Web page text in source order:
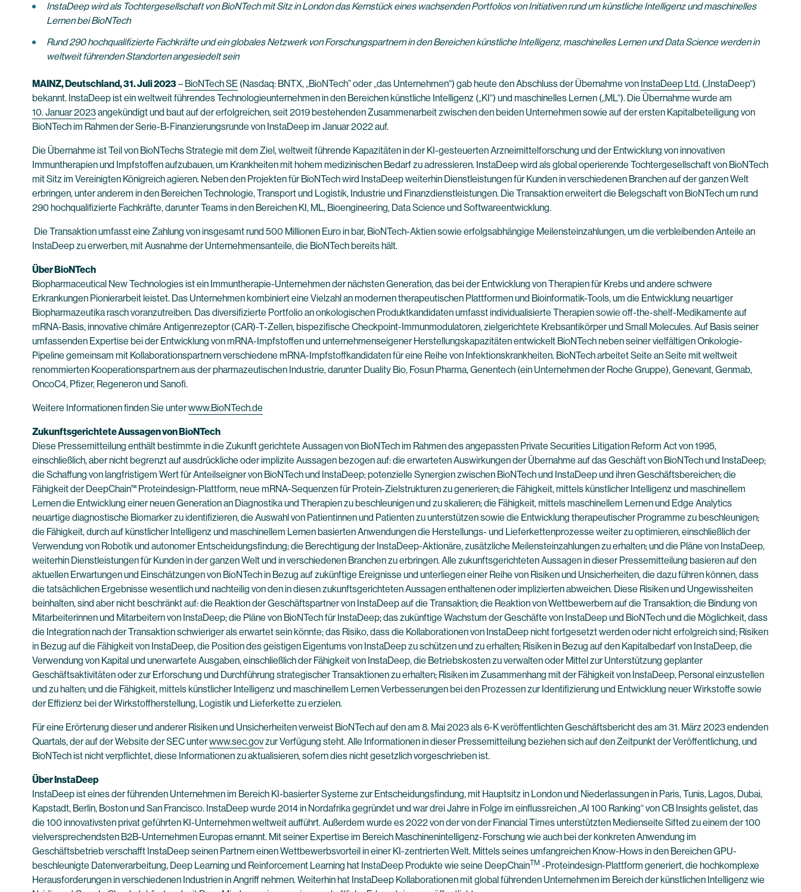
InstaDeep wird als Tochtergesellschaft von BioNTech mit Sitz in London das Kernstück eines wachsenden Portfolios von Initiativen rund um künstliche Intelligenz und maschinelles
Lernen bei BioNTech
Rund 290 hochqualifizierte Fachkräfte und ein globales Netzwerk von Forschungspartnern in den Bereichen künstliche Intelligenz, maschinelles Lernen und Data Science werden in
weltweit führenden Standorten angesiedelt sein
MAINZ, Deutschland, 31. Juli 2023– BioNTech SE (Nasdaq: BNTX, „BioNTech” oder „das Unternehmen“) gab heute den Abschluss der Übernahme von InstaDeep Ltd. („InstaDeep“)
bekannt. InstaDeep ist ein weltweit führendes Technologieunternehmen in den Bereichen künstliche Intelligenz („KI“) und maschinelles Lernen („ML“). Die Übernahme wurde am
10. Januar 2023angekündigt und baut auf der erfolgreichen, seit 2019 bestehenden Zusammenarbeit zwischen den beiden Unternehmen sowie auf der ersten Kapitalbeteiligung von
BioNTech im Rahmen der Serie-B-Finanzierungsrunde von InstaDeep im Januar 2022 auf.
Die Übernahme ist Teil von BioNTechs Strategie mit dem Ziel, weltweit führende Kapazitäten in der KI-gesteuerten Arzneimittelforschung und der Entwicklung von innovativen
Immuntherapien und Impfstoffen aufzubauen, um Krankheiten mit hohem medizinischen Bedarf zu adressieren. InstaDeep wird als global operierende Tochtergesellschaft von BioNTech
mit Sitz im Vereinigten Königreich agieren. Neben den Projekten für BioNTech wird InstaDeep weiterhin Dienstleistungen für Kunden in verschiedenen Branchen auf der ganzen Welt
erbringen, unter anderem in den Bereichen Technologie, Transport und Logistik, Industrie und Finanzdienstleistungen. Die Transaktion erweitert die Belegschaft von BioNTech um rund
290 hochqualifizierte Fachkräfte, darunter Teams in den Bereichen KI, ML, Bioengineering, Data Science und Softwareentwicklung.
Die Transaktion umfasst eine Zahlung von insgesamt rund 500 Millionen Euro in bar, BioNTech-Aktien sowie erfolgsabhängige Meilensteinzahlungen, um die verbleibenden Anteile an
InstaDeep zu erwerben, mit Ausnahme der Unternehmensanteile, die BioNTech bereits hält.
Über BioNTech
Biopharmaceutical New Technologies ist ein Immuntherapie-Unternehmen der nächsten Generation, das bei der Entwicklung von Therapien für Krebs und andere schwere
Erkrankungen Pionierarbeit leistet. Das Unternehmen kombiniert eine Vielzahl an modernen therapeutischen Plattformen und Bioinformatik-Tools, um die Entwicklung neuartiger
Biopharmazeutika rasch voranzutreiben. Das diversifizierte Portfolio an onkologischen Produktkandidaten umfasst individualisierte Therapien sowie off-the-shelf-Medikamente auf
mRNA-Basis, innovative chimäre Antigenrezeptor (CAR)-T-Zellen, bispezifische Checkpoint-Immunmodulatoren, zielgerichtete Krebsantikörper und Small Molecules. Auf Basis seiner
umfassenden Expertise bei der Entwicklung von mRNA-Impfstoffen und unternehmenseigener Herstellungskapazitäten entwickelt BioNTech neben seiner vielfältigen Onkologie-
Pipeline gemeinsam mit Kollaborationspartnern verschiedene mRNA-Impfstoffkandidaten für eine Reihe von Infektionskrankheiten. BioNTech arbeitet Seite an Seite mit weltweit
renommierten Kooperationspartnern aus der pharmazeutischen Industrie, darunter Duality Bio, Fosun Pharma, Genentech (ein Unternehmen der Roche Gruppe), Genevant, Genmab,
OncoC4, Pfizer, Regeneron und Sanofi.
Weitere Informationen finden Sie unterwww.BioNTech.de
Zukunftsgerichtete Aussagen von BioNTech
Diese Pressemitteilung enthält bestimmte in die Zukunft gerichtete Aussagen von BioNTech im Rahmen des angepassten Private Securities Litigation Reform Act von 1995,
einschließlich, aber nicht begrenzt auf ausdrückliche oder implizite Aussagen bezogen auf: die erwarteten Auswirkungen der Übernahme auf das Geschäft von BioNTech und InstaDeep;
die Schaffung von langfristigem Wert für Anteilseigner von BioNTech und InstaDeep; potenzielle Synergien zwischen BioNTech und InstaDeep und ihren Geschäftsbereichen; die
Fähigkeit der DeepChain™ Proteindesign-Plattform, neue mRNA-Sequenzen für Protein-Zielstrukturen zu generieren; die Fähigkeit, mittels künstlicher Intelligenz und maschinellem
Lernen die Entwicklung einer neuen Generation an Diagnostika und Therapien zu beschleunigen und zu skalieren; die Fähigkeit, mittels maschinellem Lernen und Edge Analytics
neuartige diagnostische Biomarker zu identifizieren, die Auswahl von Patientinnen und Patienten zu unterstützen sowie die Entwicklung therapeutischer Programme zu beschleunigen;
die Fähigkeit, durch auf künstlicher Intelligenz und maschinellem Lernen basierten Anwendungen die Herstellungs- und Lieferkettenprozesse weiter zu optimieren, einschließlich der
Verwendung von Robotik und autonomer Entscheidungsfindung; die Berechtigung der InstaDeep-Aktionäre, zusätzliche Meilensteinzahlungen zu erhalten; und die Pläne von InstaDeep,
weiterhin Dienstleistungen für Kunden in der ganzen Welt und in verschiedenen Branchen zu erbringen. Alle zukunftsgerichteten Aussagen in dieser Pressemitteilung basieren auf den
aktuellen Erwartungen und Einschätzungen von BioNTech in Bezug auf zukünftige Ereignisse und unterliegen einer Reihe von Risiken und Unsicherheiten, die dazu führen können, dass
die tatsächlichen Ergebnisse wesentlich und nachteilig von den in diesen zukunftsgerichteten Aussagen enthaltenen oder implizierten abweichen. Diese Risiken und Ungewissheiten
beinhalten, sind aber nicht beschränkt auf: die Reaktion der Geschäftspartner von InstaDeep auf die Transaktion; die Reaktion von Wettbewerbern auf die Transaktion; die Bindung von
Mitarbeiterinnen und Mitarbeitern von InstaDeep; die Pläne von BioNTech für InstaDeep; das zukünftige Wachstum der Geschäfte von InstaDeep und BioNTech und die Möglichkeit, dass
die Integration nach der Transaktion schwieriger als erwartet sein könnte; das Risiko, dass die Kollaborationen von InstaDeep nicht fortgesetzt werden oder nicht erfolgreich sind; Risiken
in Bezug auf die Fähigkeit von InstaDeep, die Position des geistigen Eigentums von InstaDeep zu schützen und zu erhalten; Risiken in Bezug auf den Kapitalbedarf von InstaDeep, die
Verwendung von Kapital und unerwartete Ausgaben, einschließlich der Fähigkeit von InstaDeep, die Betriebskosten zu verwalten oder Mittel zur Unterstützung geplanter
Geschäftsaktivitäten oder zur Erforschung und Durchführung strategischer Transaktionen zu erhalten; Risiken im Zusammenhang mit der Fähigkeit von InstaDeep, Personal einzustellen
und zu halten; und die Fähigkeit, mittels künstlicher Intelligenz und maschinellem Lernen Verbesserungen bei den Prozessen zur Identifizierung und Entwicklung neuer Wirkstoffe sowie
der Effizienz bei der Wirkstoffherstellung, Logistik und Lieferkette zu erzielen.
Für eine Erörterung dieser und anderer Risiken und Unsicherheiten verweist BioNTech auf den am 8. Mai 2023 als 6-K veröffentlichten Geschäftsbericht des am 31. März 2023 endenden
Quartals, der auf der Website der SEC unterwww.sec.govzur Verfügung steht. Alle Informationen in dieser Pressemitteilung beziehen sich auf den Zeitpunkt der Veröffentlichung, und
BioNTech ist nicht verpflichtet, diese Informationen zu aktualisieren, sofern dies nicht gesetzlich vorgeschrieben ist.
Über InstaDeep
InstaDeep ist eines der führenden Unternehmen im Bereich KI-basierter Systeme zur Entscheidungsfindung, mit Hauptsitz in London und Niederlassungen in Paris, Tunis, Lagos, Dubai,
Kapstadt, Berlin, Boston und San Francisco. InstaDeep wurde 2014 in Nordafrika gegründet und war drei Jahre in Folge im einflussreichen „AI 100 Ranking“ von CB Insights gelistet, das
die 100 innovativsten privat geführten KI-Unternehmen weltweit aufführt. Außerdem wurde es 2022 von der von der Financial Times unterstützten Medienseite Sifted zu einem der 100
vielversprechendsten B2B-Unternehmen Europas ernannt. Mit seiner Expertise im Bereich Maschinenintelligenz-Forschung wie auch bei der konkreten Anwendung im
Geschäftsbetrieb verschafft InstaDeep seinen Partnern einen Wettbewerbsvorteil in einer KI-zentrierten Welt. Mittels seines umfangreichen Know-Hows in den Bereichen GPU-
beschleunigte Datenverarbeitung, Deep Learning und Reinforcement Learning hat InstaDeep Produkte wie seine DeepChainTM -Proteindesign-Plattform generiert, die hochkomplexe
Herausforderungen in verschiedenen Industrien in Angriff nehmen. Weiterhin hat InstaDeep Kollaborationen mit global führenden Unternehmen im Bereich der künstlichen Intelligenz wie